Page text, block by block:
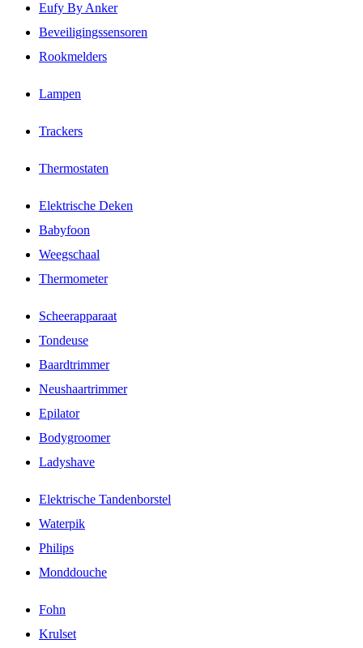
Eufy By Anker
Beveiligingssensoren
Rookmelders
Lampen
Trackers
Thermostaten
Elektrische Deken
Babyfoon
Weegschaal
Thermometer
Scheerapparaat
Tondeuse
Baardtrimmer
Neushaartrimmer
Epilator
Bodygroomer
Ladyshave
Elektrische Tandenborstel
Waterpik
Philips
Monddouche
Fohn
Krulset